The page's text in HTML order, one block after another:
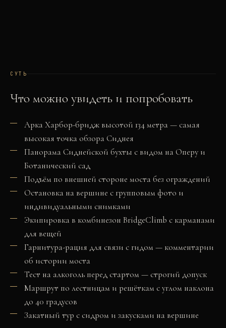
СУТЬ
Что можно увидеть и попробовать
Арка Харбор-бридж высотой 134 метра — самая
высокая точка обзора Сиднея
Панорама Сиднейской бухты с видом на Оперу и
Ботанический сад
Подъём по внешней стороне моста без ограждений
Остановка на вершине с групповым фото и
индивидуальными снимками
Экипировка в комбинезон BridgeClimb с карманами
для вещей
Гарнитура-рация для связи с гидом — комментарии
об истории моста
Тест на алкоголь перед стартом — строгий допуск
Маршрут по лестницам и решёткам с углом наклона
до 40 градусов
Закатный тур с сидром и закусками на вершине